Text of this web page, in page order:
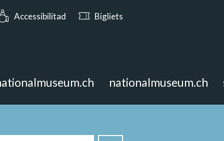
oz a partir da las 10:00
Accessibilitad Bigliets
nationalmuseum.ch